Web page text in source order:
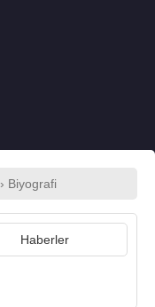
› Biyografi
Haberler